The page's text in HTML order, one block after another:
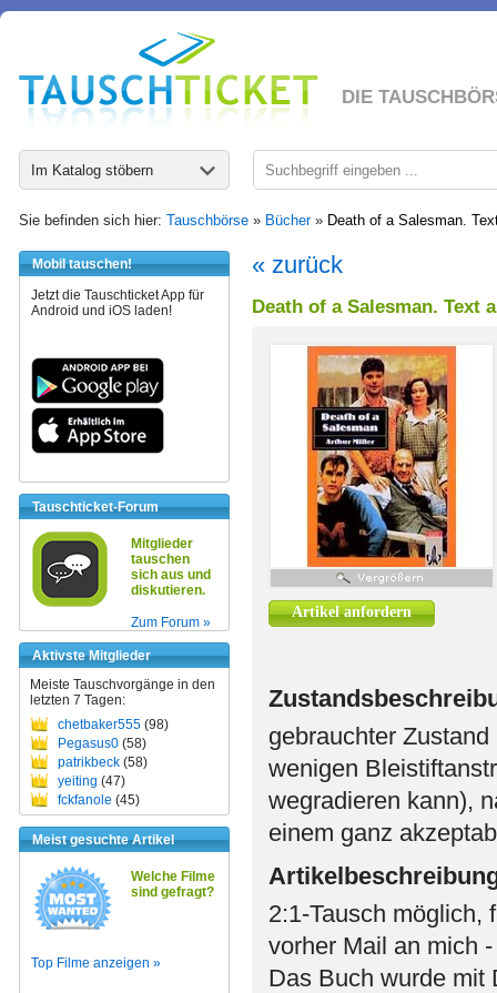
DIE
Im Katalog stöbern
Sie befinden sich hier: Tauschbörse » Bücher» Death of a Salesman.
Mobil tauschen!
Jetzt die Tauschticket App für
Android und iOS laden!
Tauschticket-Forum
Mitglieder
tauschen
sich aus und
diskutieren.
Zum Forum »
Aktivste Mitglieder
Meiste Tauschvorgänge in den
letzten 7 Tagen:
chetbaker555 (98)
Pegasus0 (58)
patrikbeck (58)
yeiting (47)
fckfanole (45)
Meist gesuchte Artikel
Welche Filme
sind gefragt?
Top Filme anzeigen »
« zurück
Death of a Salesman. Text
Artikel anfordern
gebrauchter
wenigen
wegradieren kann),
einem ganz
2:1-Tausch möglich,
vorher Mail an mich
Das Buch wurde mit